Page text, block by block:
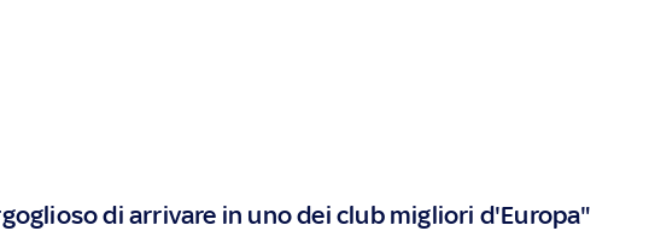
di arrivare in uno dei club migliori d'Europa"